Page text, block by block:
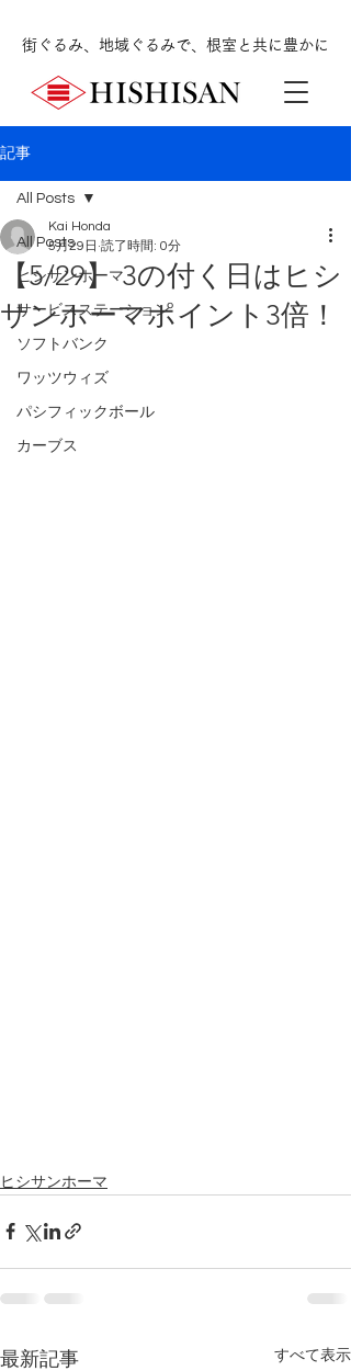
街ぐるみ、地域ぐるみで、根室と共に豊かに
記事
All Posts
ヒシサンホーマ
サービスステーション
ソフトバンク
ワッツウィズ
パシフィックボール
カーブス
All Posts
【5/29】 3の付く日はヒシ
サンホーマポイント3倍！
Kai Honda
5月29日 読了時間: 0分
ヒシサンホーマ
最新記事 すべて表示